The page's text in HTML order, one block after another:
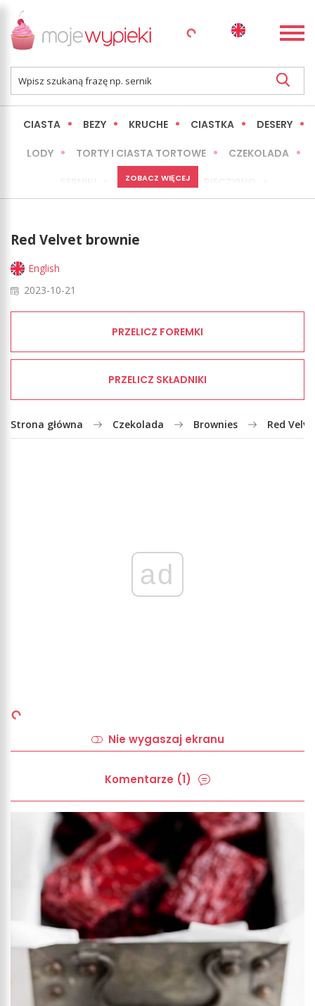
CIASTA BEZY KRUCHE CIASTKA DESERY
LODY TORTY I CIASTA TORTOWE CZEKOLADA
MINI WYPIEKI
LŻEJSZE / ZDROWSZE
ZOBACZ WIĘCEJ
Red Velvet brownie
English
2023-10-21
PRZELICZ FOREMKI
PRZELICZ SKŁADNIKI
Strona główna Czekolada Brownies Red
ad
Nie wygaszaj ekranu
Komentarze (1)